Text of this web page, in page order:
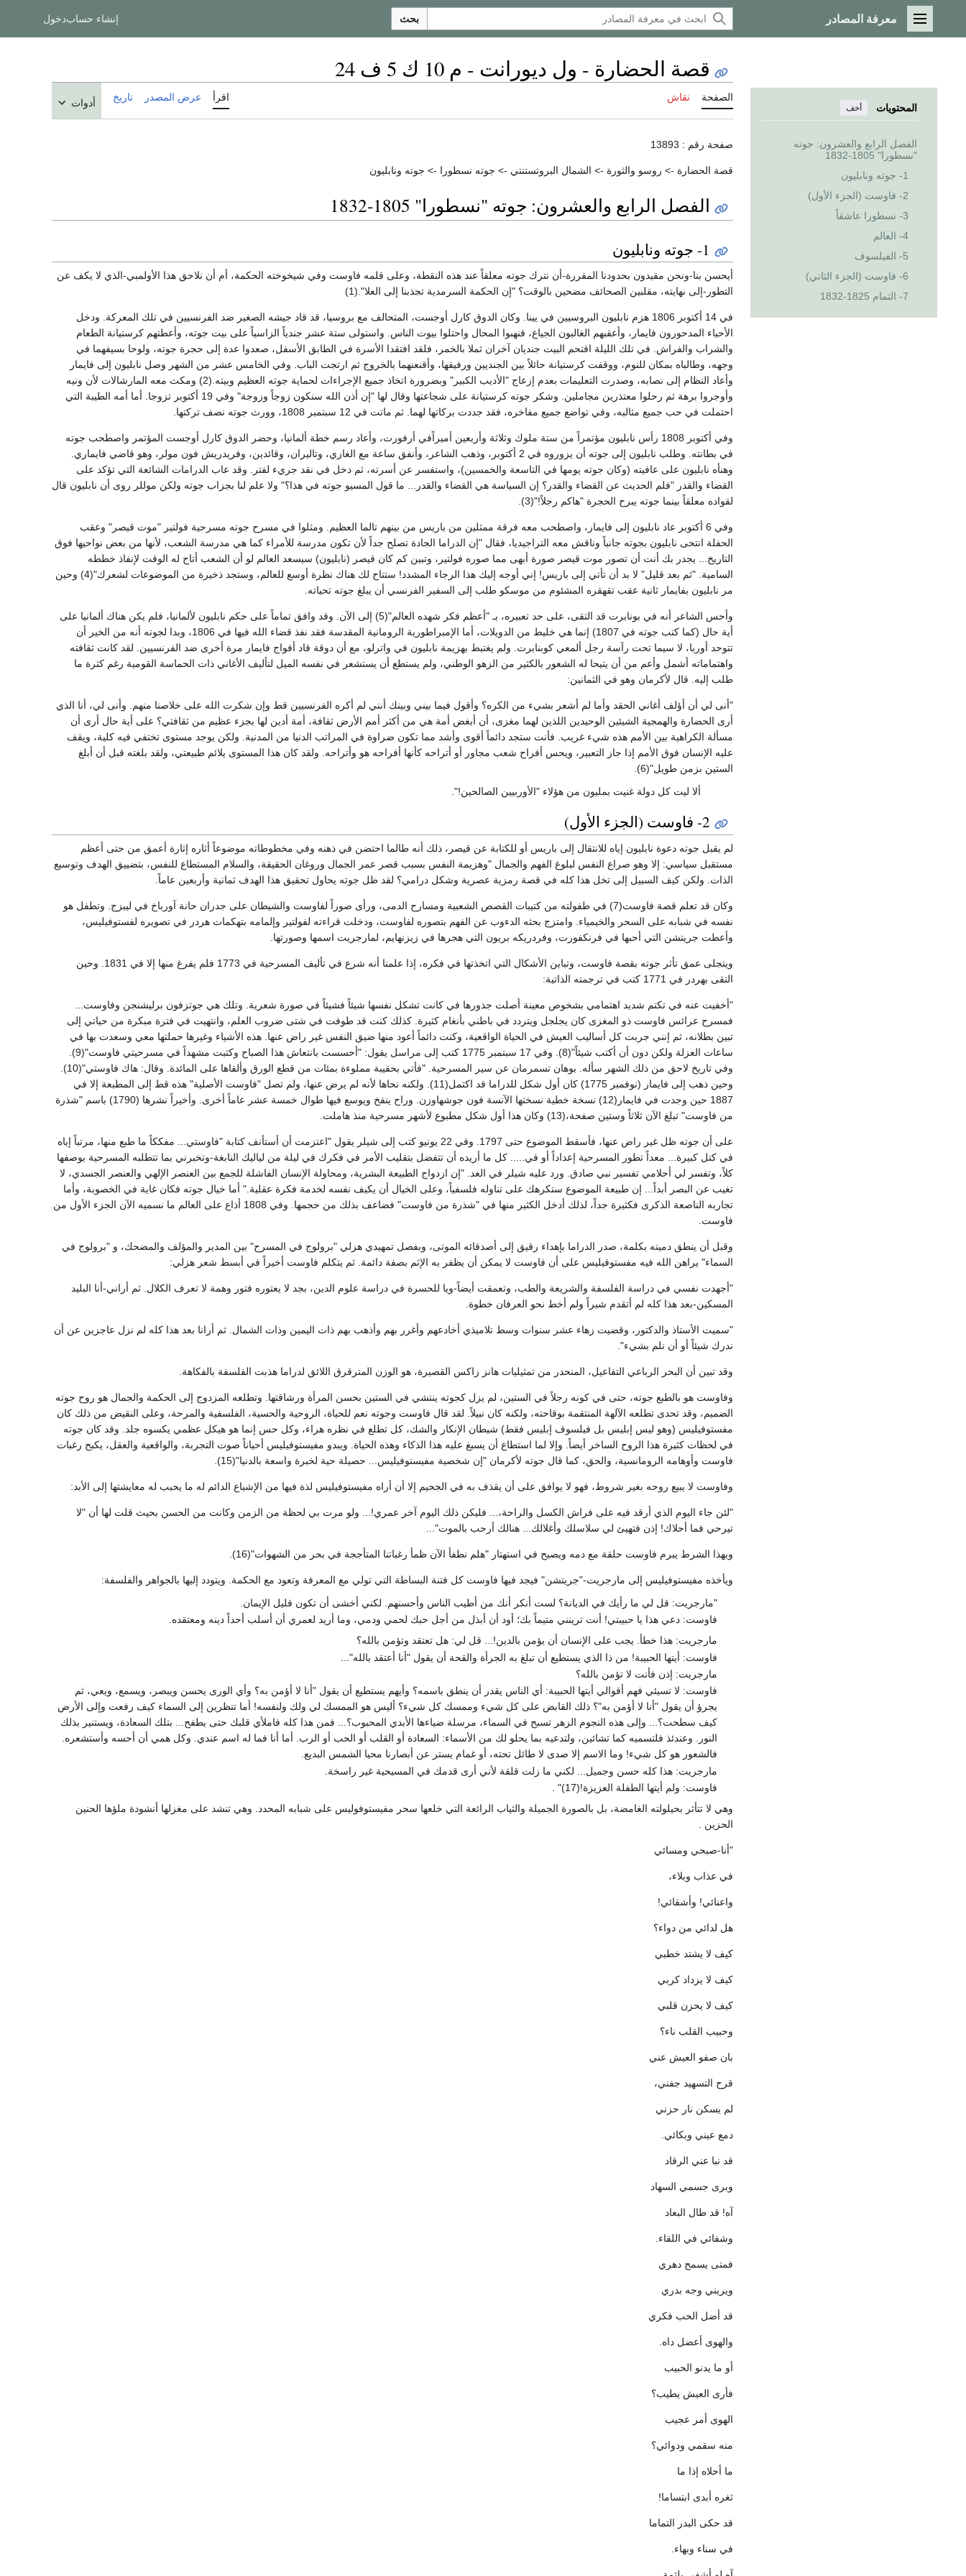
القائمة الرئيسية
معرفة المصادر بحث إنشاء حسابدخول
المحتويات أخف
الفصل الرابع والعشرون: جوته
"نسطورا" 1805-1832
1- جوته ونابليون
2- فاوست (الجزء الأول)
3- نسطورا عاشقاً
4- العالم
5- الفيلسوف
6- فاوست (الجزء الثاني)
7- التمام 1825-1832
قصة الحضارة - ول ديورانت - م 10 ك 5 ف 24
الصفحة نقاش اقرأ عرض المصدر تاريخ أدوات
صفحة رقم : 13893
قصة الحضارة -> روسو والثورة -> الشمال البروتستنتي -> جوته نسطورا -> جوته ونابليون
الفصل الرابع والعشرون: جوته "نسطورا" 1805-1832
1- جوته ونابليون
أيحسن بنا-ونحن مقيدون بحدودنا المقررة-أن نترك جوته معلقاً عند هذه النقطة، وعلى قلمه فاوست وفي شيخوخته الحكمة، أم أن نلاحق هذا الأولمبي-الذي لا يكف عن
التطور-إلى نهايته، مقلبين الصحائف مضحين بالوقت؟ "إن الحكمة السرمدية تجذبنا إلى العلا".(1)
في 14 أكتوبر 1806 هزم نابليون البروسيين في يينا. وكان الدوق كارل أوجست، المتحالف مع بروسيا، قد قاد جيشه الصغير ضد الفرنسيين في تلك المعركة. ودخل
الأحياء المدحورون فايمار، وأعقبهم الغالبون الجياع، فنهبوا المحال واحتلوا بيوت الناس. واستولى ستة عشر جندياً الزاسياً على بيت جوته، وأعطتهم كرستيانة الطعام
والشراب والفراش. في تلك الليلة اقتحم البيت جنديان آخران ثملا بالخمر، فلقد افتقدا الأسرة في الطابق الأسفل، صعدوا عدة إلى حجرة جوته، ولوحا بسيفهما في
وجهه، وطالباه بمكان للنوم، ووقفت كرستيانة حائلاً بين الجنديين ورفيقها، وأقنعنهما بالخروج ثم ارتجت الباب. وفي الخامس عشر من الشهر وصل نابليون إلى فايمار
وأعاد النظام إلى نصابه، وصدرت التعليمات بعدم إزعاج "الأديب الكبير" وبضرورة اتخاذ جميع الإجراءات لحماية جوته العظيم وبيته.(2) ومكث معه المارشالات لأن ونيه
وأوجروا برهة ثم رحلوا معتذرين مجاملين. وشكر جوته كرستيانة على شجاعتها وقال لها "إن أذن الله سنكون زوجاً وزوجة" وفي 19 أكتوبر تزوجا. أما أمه الطيبة التي
احتملت في حب جميع مثالبه، وفي تواضع جميع مفاخره، فقد جددت بركاتها لهما. ثم ماتت في 12 سبتمبر 1808، وورث جوته نصف تركتها.
وفي أكتوبر 1808 رأس نابليون مؤتمراً من ستة ملوك وثلاثة وأربعين أميراًفي أرفورت، وأعاد رسم خطة ألمانيا، وحضر الدوق كارل أوجست المؤتمر واصطحب جوته
في بطانته. وطلب نابليون إلى جوته أن يزوروه في 2 أكتوبر، وذهب الشاعر، وأنفق ساعة مع الغازي، وتاليران، وقائدين، وفريدريش فون مولر، وهو قاضي فايماري.
وهنأه نابليون على عافيته (وكان جوته يومها في التاسعة والخمسين)، واستفسر عن أسرته، ثم دخل في نقد جريء لفتر. وقد عاب الدرامات الشائعة التي تؤكد على
القضاء والقدر "فلم الحديث عن القضاء والقدر؟ إن السياسة هي القضاء والقدر... ما قول المسيو جوته في هذا؟" ولا علم لنا بجزاب جوته ولكن موللر روى أن نابليون قال
لقواده معلقاً بينما جوته يبرح الحجرة "هاكم رجلاً!"(3).
وفي 6 أكتوبر عاد نابليون إلى فايمار، واصطحب معه فرقة ممثلين من باريس من بينهم تالما العظيم. ومثلوا في مسرح جوته مسرحية فولتير "موت قيصر" وعقب
الحفلة انتحى نابليون بجوته جانباً وناقش معه التراجيديا، فقال "إن الدراما الجادة تصلح جداً لأن تكون مدرسة للأمراء كما هي مدرسة الشعب، لأنها من بعض نواحيها فوق
التاريخ... يجدر بك أنت أن تصور موت قيصر صورة أبهى مما صوره فولتير، وتبين كم كان قيصر (نابليون) سيسعد العالم لو أن الشعب أتاح له الوقت لإنفاذ خططه
السامية. "ثم بعد قليل" لا بد أن تأتي إلى باريس! إني أوجه إليك هذا الرجاء المشدد! ستتاح لك هناك نظرة أوسع للعالم، وستجد ذخيرة من الموضوعات لشعرك"(4) وحين
مر نابليون بفايمار ثانية عقب تقهقره المشئوم من موسكو طلب إلى السفير الفرنسي أن يبلغ جوته تحياته.
وأحس الشاعر أنه في بونابرت قد التقى، على حد تعبيره، بـ "أعظم فكر شهده العالم"(5) إلى الآن. وقد وافق تماماً على حكم نابليون لألمانيا، فلم يكن هناك ألمانيا على
أية حال (كما كتب جوته في 1807) إنما هي خليط من الدويلات، أما الإمبراطورية الرومانية المقدسة فقد نفذ قضاء الله فيها في 1806، وبدا لجوته أنه من الخير أن
تتوحد أوربا، لا سيما تحت رآسة رجل ألمعي كوبنابرت. ولم يغتبط بهزيمة نابليون في واترلو، مع أن دوقة قاد أفواج فايمار مرة أخرى ضد الفرنسيين. لقد كانت ثقافته
واهتماماته أشمل وأعم من أن يتيحا له الشعور بالكثير من الزهو الوطني، ولم يستطع أن يستشعر في نفسه الميل لتأليف الأغاني ذات الحماسة القومية رغم كثرة ما
طلب إليه. قال لأكرمان وهو في الثمانين:
"أنى لي أن أؤلف أغاني الحقد وأما لم أشعر بشيء من الكره؟ وأقول فيما بيني وبينك أنني لم أكره الفرنسيين قط وإن شكرت الله على خلاصنا منهم. وأنى لي، أنا الذي
أرى الحضارة والهمجية الشيئين الوحيدين اللذين لهما مغزى، أن أبغض أمة هي من أكثر أمم الأرض ثقافة، أمة أدين لها بجزء عظيم من ثقافتي؟ على أية حال أرى أن
مسألة الكراهية بين الأمم هذه شيء غريب. فأنت ستجد دائماً أقوى وأشد مما تكون ضراوة في المراتب الدنيا من المدنية. ولكن يوجد مستوى تختفي فيه كلية، ويقف
عليه الإنسان فوق الأمم إذا جاز التعبير، ويحس أفراح شعب مجاور أو أتراحه كأنها أفراحه هو وأتراحه. ولقد كان هذا المستوى يلائم طبيعتي، ولقد بلغته قبل أن أبلغ
الستين بزمن طويل"(6).
ألا ليت كل دولة غنيت بمليون من هؤلاء "الأوربيين الصالحين!".
2- فاوست (الجزء الأول)
لم يقبل جوته دعوة نابليون إياه للانتقال إلى باريس أو للكتابة عن قيصر، ذلك أنه طالما احتضن في ذهنه وفي مخطوطاته موضوعاً أثاره إثارة أعمق من حتى أعظم
مستقبل سياسي: إلا وهو صراع النفس لبلوغ الفهم والجمال "وهزيمة النفس بسبب قصر عمر الجمال وروغان الحقيقة، والسلام المستطاع للنفس، بتضييق الهدف وتوسيع
الذات. ولكن كيف السبيل إلى تخل هذا كله في قصة رمزية عصرية وشكل درامي؟ لقد ظل جوته يحاول تحقيق هذا الهدف ثمانية وأربعين عاماً.
وكان قد تعلم قصة فاوست(7) في طفولته من كتيبات القصص الشعبية ومسارح الدمى، ورأى صوراً لفاوست والشيطان على جدران حانة آورباخ في ليبزج. وتطفل هو
نفسه في شبابه على السحر والخيمياء. وامتزج بحثه الدءوب عن الفهم بتصوره لفاوست، ودخلت قراءته لفولتير وإلمامه بتهكمات هردر في تصويره لفستوفيليس،
وأعطت جريتشن التي أحبها في فرنكفورت، وفردريكه بريون التي هجرها في زيزنهايم، لمارجريت اسمها وصورتها.
ويتجلى عمق تأثر جوته بقصة فاوست، وتباين الأشكال التي اتخذتها في فكره، إذا علمنا أنه شرع في تأليف المسرحية في 1773 فلم يفرغ منها إلا في 1831. وحين
التقى بهردر في 1771 كتب في ترجمته الذاتية:
"أخفيت عنه في تكتم شديد اهتمامي بشخوص معينة أصلت جذورها في كانت تشكل نفسها شيئاً فشيئاً في صورة شعرية. وتلك هي جوتزفون برليشنجن وفاوست...
فمسرح عرائس فاوست ذو المغزى كان يجلجل ويتردد في باطني بأنغام كثيرة. كذلك كنت قد طوفت في شتى ضروب العلم، وانتهيت في فترة مبكرة من حياتي إلى
تبين بطلانه، ثم إنني جربت كل أساليب العيش في الحياة الواقعية، وكنت دائماً أعود منها ضيق النفس غير راض عنها. هذه الأشياء وغيرها حملتها معي وسعدت بها في
ساعات العزلة ولكن دون أن أكتب شيئاً"(8). وفي 17 سبتمبر 1775 كتب إلى مراسل يقول: "أحسست بانتعاش هذا الصباح وكتبت مشهداً في مسرحيتي فاوست"(9).
وفي تاريخ لاحق من ذلك الشهر سأله. بوهان تسمرمان عن سير المسرحية. "فأتي بحقيبة مملوءة بمئات من قطع الورق وألقاها على المائدة. وقال: هاك فاوستي"(10).
وحين ذهب إلى فايمار (نوفمبر 1775) كان أول شكل للدراما قد اكتمل(11). ولكنه نحاها لأنه لم يرض عنها، ولم تصل "فاوست الأصلية" هذه قط إلى المطبعة إلا في
1887 حين وجدت في فايمار(12) نسخة خطية نسختها الآنسة فون جوشهاوزن. وراح ينفخ ويوسع فيها طوال خمسة عشر عاماً أخرى. وأخيراً نشرها (1790) باسم "شذرة
من فاوست" تبلغ الآن ثلاثاً وستين صفحة،(13) وكان هذا أول شكل مطبوع لأشهر مسرحية منذ هاملت.
على أن جوته ظل غير راض عنها، فأسقط الموضوع حتى 1797. وفي 22 يونيو كتب إلى شيلر يقول "اعتزمت أن أستأنف كتابة "فاوستي... مفككاً ما طبع منها، مرتباً إياه
في كتل كبيرة... معداً تطور المسرحية إعداداً أو في..... كل ما أريده أن تتفضل بتقليب الأمر في فكرك في ليلة من لياليك النابغة-وتخبرني بما تتطلبه المسرحية بوصفها
كلاً، وتفسر لي أحلامي تفسير نبي صادق. ورد عليه شيلر في الغد. "إن ازدواج الطبيعة البشرية، ومحاولة الإنسان الفاشلة للجمع بين العنصر الإلهي والعنصر الجسدي، لا
تغيب عن البصر أبداً... إن طبيعة الموضوع ستكرهك على تناوله فلسفياً، وعلى الخيال أن يكيف نفسه لخدمة فكرة عقلية." أما خيال جوته فكان غاية في الخصوبة، وأما
تجاربه الناصعة الذكرى فكثيرة جداً، لذلك أدخل الكثير منها في "شذرة من فاوست" فضاعف بذلك من حجمها. وفي 1808 أذاع على العالم ما نسميه الآن الجزء الأول من
فاوست.
وقبل أن ينطق دميته بكلمة، صدر الدراما بإهداء رقيق إلى أصدقائه الموتى، وبفصل تمهيدي هزلي "برولوج في المسرح" بين المدير والمؤلف والمضحك، و "برولوج في
السماء" يراهن الله فيه مفستوفيليس على أن فاوست لا يمكن أن يظفر به الإثم بصفة دائمة. ثم يتكلم فاوست أخيراً في أبسط شعر هزلي:
"أجهدت نفسي في دراسة الفلسفة والشريعة والطب، وتعمقت أيضاً-ويا للحسرة في دراسة علوم الدين، بجد لا يعتوره فتور وهمة لا تعرف الكلال. ثم أراني-أنا البليد
المسكين-بعد هذا كله لم أتقدم شبراً ولم أخط نحو العرفان خطوة.
"سميت الأستاذ والدكتور، وقضيت زهاء عشر سنوات وسط تلاميذي أخادعهم وأغرر بهم وأذهب بهم ذات اليمين وذات الشمال. ثم أرانا بعد هذا كله لم نزل عاجزين عن أن
ندرك شيئاً أو أن نلم بشيء".
وقد تبين أن البحر الرباعي التفاعيل، المنحدر من تمثيليات هانز زاكس القصيرة، هو الوزن المترقرق اللائق لدراما هذبت الفلسفة بالفكاهة.
وفاوست هو بالطبع جوته، حتى في كونه رجلاً في الستين، لم يزل كجوته ينتشي في الستين بحسن المرأة ورشاقتها. وتطلعه المزدوج إلى الحكمة والجمال هو روح جوته
الضميم، وقد تحدى تطلعه الآلهة المنتقمة بوقاحته، ولكنه كان نبيلاً. لقد قال فاوست وجوته نعم للحياة، الروحية والحسية، الفلسفية والمرحة، وعلى النقيض من ذلك كان
مفستوفيليس (وهو ليس إبليس بل فيلسوف إبليس فقط) شيطان الإنكار والشك، كل تطلع في نظره هراء، وكل حس إنما هو هيكل عظمي يكسوه جلد. وقد كان جوته
في لحظات كثيرة هذا الروح الساخر أيضاً. وإلا لما استطاع أن يسبغ عليه هذا الذكاء وهذه الحياة. ويبدو مفيستوفيليس أحياناً صوت التجربة، والواقعية والعقل، يكبح رغبات
فاوست وأوهامه الرومانسية، والحق، كما قال جوته لأكرمان "إن شخصية مفيستوفيليس... حصيلة حية لخبرة واسعة بالدنيا"(15).
وفاوست لا يبيع روحه بغير شروط، فهو لا يوافق على أن يقذف به في الجحيم إلا أن أراه مفيستوفيليس لذة فيها من الإشباع الدائم له ما يحبب له معايشتها إلى الأبد:
"لئن جاء اليوم الذي أرقد فيه على فراش الكسل والراحة،... فليكن ذلك اليوم آخر عمري!... ولو مرت بي لحظة من الزمن وكانت من الحسن بحيث قلت لها أن "لا
تيرحي فما أحلاك! إذن فتهيئ لي سلاسلك وأغلالك... هنالك أرحب بالموت"...
وبهذا الشرط يبرم فاوست حلقة مع دمه ويصيح في استهتار "هلم نطفأ الآن ظمأ رغباتنا المتأججة في بحر من الشهوات"(16).
ويأخذه مفيستوفيليس إلى مارجريت-"جريتشن" فيجد فيها فاوست كل فتنة البساطة التي تولي مع المعرفة وتعود مع الحكمة. ويتودد إليها بالجواهر والفلسفة:
"مارجريت: قل لي ما رأيك في الديانة؟ لست أنكر أنك من أطيب الناس وأحسنهم. لكني أخشى أن تكون قليل الإيمان.
فاوست: دعي هذا يا حبيبتي! أنت ترينني متيماً بك؛ أود أن أبذل من أجل حبك لحمي ودمي، وما أريد لعمري أن أسلب أحداً دينه ومعتقده.
مارجريت: هذا خطأ. يجب على الإنسان أن يؤمن بالدين!... قل لي: هل تعتقد وتؤمن بالله؟
فاوست: أيتها الحبيبة! من ذا الذي يستطيع أن تبلغ به الجرأة والقحة أن يقول "أنا أعتقد بالله"...
مارجريت: إذن فأنت لا تؤمن بالله؟
فاوست: لا تسيئي فهم أقوالي أيتها الحبيبة: أي الناس يقدر أن ينطق باسمه؟ وأيهم يستطيع أن يقول "أنا لا أؤمن به؟ وأي الورى يحسن ويبصر، ويسمع، ويعي، ثم
يجرؤ أن يقول "أنا لا أؤمن به"؟ ذلك القابض على كل شيء وممسك كل شيء؟ أليس هو الممسك لي ولك ولنفسه! أما تنظرين إلى السماء كيف رفعت وإلى الأرض
كيف سطحت؟... وإلى هذه النجوم الزهر تسبح في السماء، مرسلة ضياءها الأبدي المحبوب؟... فمن هذا كله فاملأي قلبك حتى يطفح... بتلك السعادة، ويستنير بذلك
النور. وعندئذ فلتسميه كما تشائين، ولتدعيه بما يحلو لك من الأسماء: السعادة أو القلب أو الحب أو الرب. أما أنا فما له اسم عندي. وكل همي أن أحسه وأستشعره.
فالشعور هو كل شيء! وما الاسم إلا صدى لا طائل تحته، أو غمام يستر عن أبصارنا محيا الشمس البديع.
مارجريت: هذا كله حسن وجميل... لكني ما زلت قلقة لأني أرى قدمك في المسيحية غير راسخة.
فاوست: ولم أيتها الطفلة العزيزة!(17)" .
وهي لا تتأثر بحيلولته الغامضة، بل بالصورة الجميلة والثياب الرائعة التي خلعها سحر مفيستوفوليس على شبابه المحدد. وهي تنشد على مغزلها أنشودة ملؤها الحنين
الحزين .
"أنا-صبحي ومسائي
في عذاب وبلاء،
واعنائي! وأشقائي!
هل لدائي من دواء؟
كيف لا يشتد خطبي
كيف لا يزداد كربي
كيف لا يحزن قلبي
وحبيب القلب ناء؟
بان صفو العيش عني
قرح التسهيد جفني،
لم يسكن نار حزني
دمع عيني وبكائي.
قد نبا عني الرقاد
وبرى جسمي السهاد
آه! قد طال البعاد
وشفائي في اللقاء.
فمتى يسمح دهري
ويريني وجه بدري
قد أضل الحب فكري
والهوى أعضل داه.
أو ما يدنو الحبيب
فأرى العيش يطيب؟
الهوى أمر عجيب
منه سقمي ودوائي؟
ما أحلاه إذا ما
ثغره أبدى ابتساما!
قد حكى البدر التماما
في سناء وبهاء.